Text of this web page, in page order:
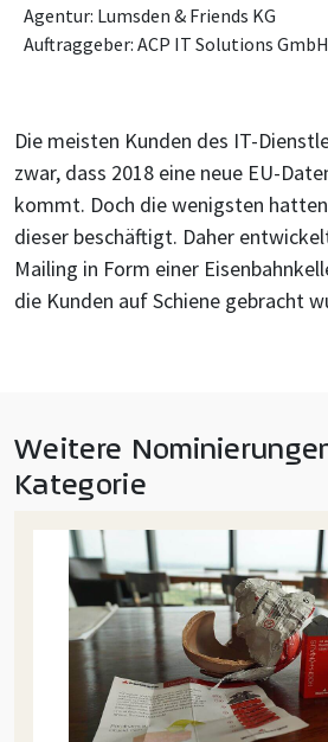
Agentur: Lumsden & Friends KG
Auftraggeber: ACP IT Solutions GmbH
Die meisten Kunden des IT-
zwar, dass 2018 eine neue EU-
kommt. Doch die wenigsten
dieser beschäftigt. Daher
Mailing in Form einer
die Kunden auf Schiene gebracht
Weitere
Kategorie